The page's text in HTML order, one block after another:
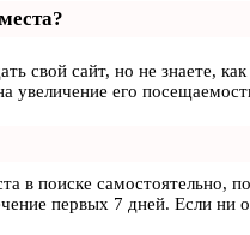
свой сайт, но не знаете,
увеличение его
в поиске самостоятельно,
первых 7 дней. Если ни